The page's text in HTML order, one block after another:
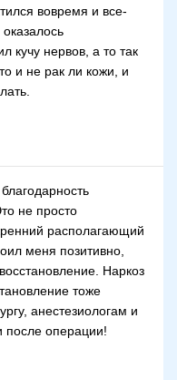
вовремя и все-
кучу нервов, а то так
и не рак ли кожи, и
не просто
располагающий
меня позитивно,
Наркоз
тоже
анестезиологам и
после операции!